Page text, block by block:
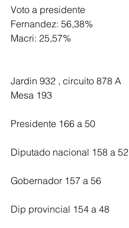
Voto a presidente
Fernandez: 56,38%
Macri: 25,57%
Jardin 932 , circuito 878 A
Mesa 193
Presidente 166 a 50
Diputado nacional 158 a 52
Gobernador 157 a 56
Dip provincial 154 a 48